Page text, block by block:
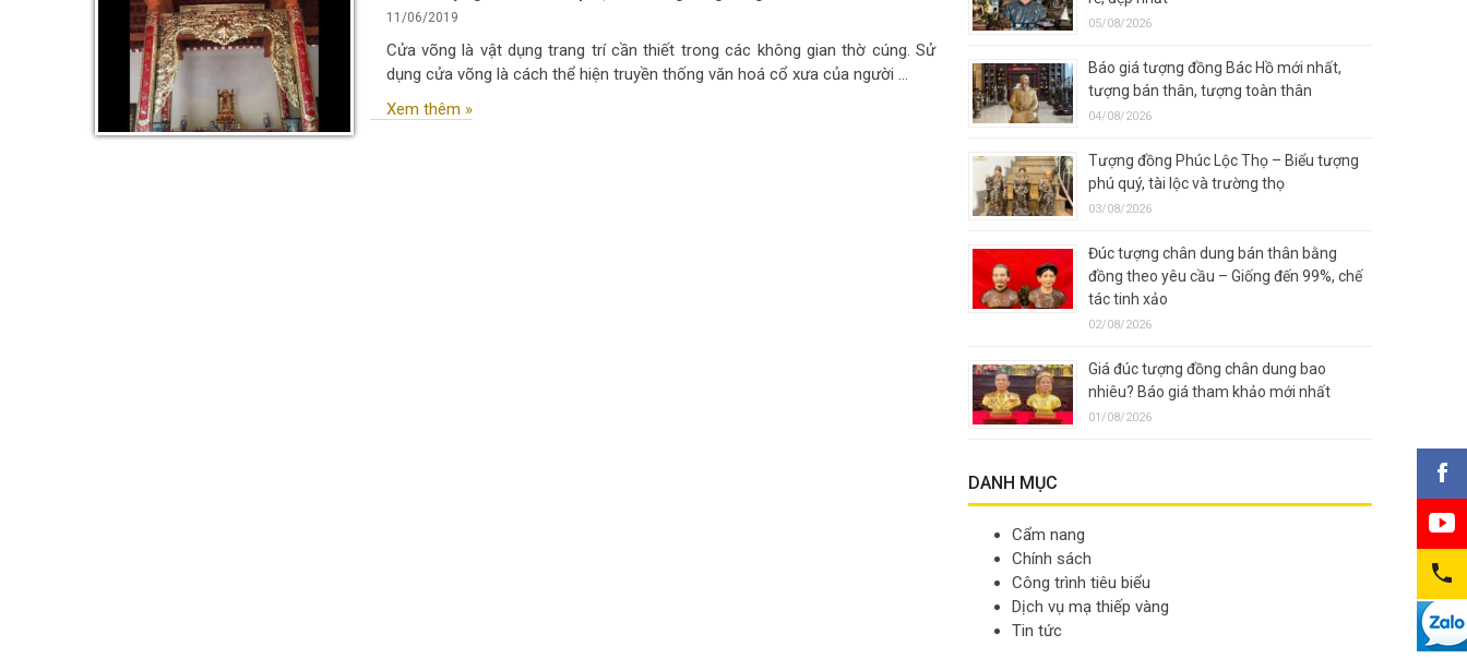
11/06/2019
Cửa võng là vật dụng trang trí cần thiết trong các không gian thờ cúng. Sử
dụng cửa võng là cách thể hiện truyền thống văn hoá cổ xưa của người ...
Xem thêm »
05/08/2026
Báo giá tượng đồng Bác Hồ mới nhất,
tượng bán thân, tượng toàn thân
04/08/2026
Tượng đồng Phúc Lộc Thọ – Biểu tượng
phú quý, tài lộc và trường thọ
03/08/2026
Đúc tượng chân dung bán thân bằng
đồng theo yêu cầu – Giống đến 99%, chế
tác tinh xảo
02/08/2026
Giá đúc tượng đồng chân dung bao
nhiêu? Báo giá tham khảo mới nhất
01/08/2026
DANH MỤC
Cẩm nang
Chính sách
Công trình tiêu biểu
Dịch vụ mạ thiếp vàng
Tin tức